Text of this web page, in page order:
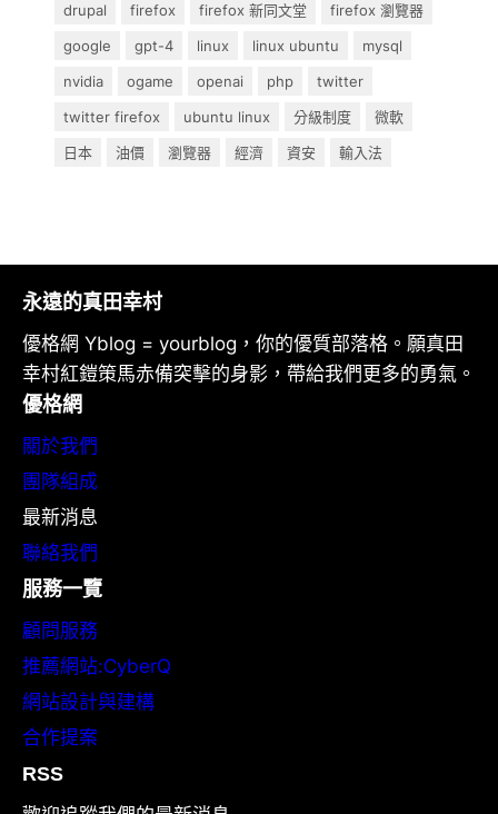
drupal
firefox firefox 新同文堂
firefox 瀏覽器
google
gpt-4 linux linux ubuntu
mysql
nvidia
ogame openai php
twitter
twitter firefox
ubuntu linux 分級制度
微軟
日本
油價 瀏覽器 經濟 資安 輸入法
永遠的真田幸村
優格網 Yblog = yourblog，你的優質部落格。願真田
幸村紅鎧策馬赤備突擊的身影，帶給我們更多的勇氣。
優格網
關於我們
團隊組成
最新消息
聯絡我們
服務一覽
顧問服務
推薦網站:CyberQ
網站設計與建構
合作提案
RSS